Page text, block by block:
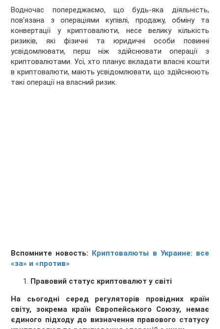
Водночас попереджаємо, що будь-яка діяльність,
пов’язана з операціями купівлі, продажу, обміну та
конвертації у криптовалюти, несе велику кількість
ризиків, які фізичні та юридичні особи повинні
усвідомлювати, перш ніж здійснювати операції з
криптовалютами. Усі, хто планує вкладати власні кошти
в криптовалюти, мають усвідомлювати, що здійснюють
такі операції на власний ризик.
Вспомните новость: Криптовалюты в Украине: все
«за» и «против»
Правовий статус криптовалют у світі
На сьогодні серед регуляторів провідних країн
світу, зокрема країн Європейського Союзу, немає
єдиного підходу до визначення правового статусу